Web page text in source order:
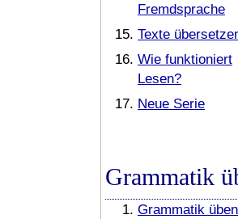
Fremdsprache
Texte
Wie funktioniert
Lesen?
Neue Serie
Grammatik
Grammatik